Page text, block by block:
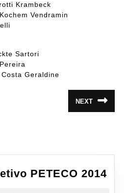
Krambeck
Vendramin
Sartori
Geraldine
NEXT
post:
PETECO 2014